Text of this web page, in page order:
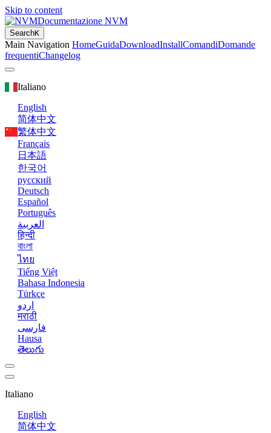
Skip to content
Documentazione NVM
SearchK
Main Navigation HomeGuidaDownloadInstallComandiDomande
frequentiChangelog
Italiano
English
简体中文
繁体中文
Français
日本語
한국어
русский
Deutsch
Español
Português
العربية
हिन्दी
বাংলা
ไทย
Tiếng Việt
Bahasa Indonesia
Türkçe
اردو
मराठी
فارسی
Hausa
తెలుగు
Italiano
English
简体中文